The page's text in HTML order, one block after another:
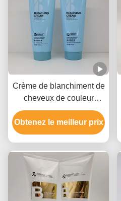
Crème de blanchiment de
cheveux de couleur
blanche Formule douce,
rapide à décolorer,
jusqu'à 9 niveaux
Obtenez le meilleur prix